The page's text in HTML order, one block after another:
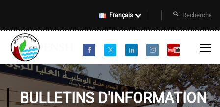
Français
BULLETINS D'INFORMATION